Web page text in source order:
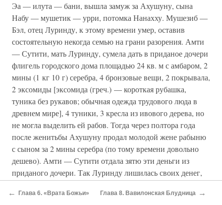
Эа — илута — бани, вышла замуж за Ахушуну, сына
Набу — мушетик — урри, потомка Нанахху. Мушезиб —
Бэл, отец Луринду, к этому времени умер, оставив
состоятельную некогда семью на грани разорения. Амти
— Сутити, мать Луринду, сумела дать в приданое дочери
флигель городского дома площадью 24 кв. м с амбаром, 2
мины (1 кг 10 г) серебра, 4 бронзовые вещи, 2 покрывала,
2 эксомиды [эксомида (греч.) — короткая рубашка,
туника без рукавов; обычная одежда трудового люда в
древнем мире], 4 туники, 3 кресла из ивового дерева, но
не могла выделить ей рабов. Тогда через полтора года
после женитьбы Ахушуну продал молодой жене рабыню
с сыном за 2 мины серебра (по тому времени довольно
дешево). Амти — Сутити отдала зятю эти деньги из
приданого дочери. Так Луринду лишилась своих денег,
← Глава 6. «Врата Божьи» Глава 8. Вавилонская Блудница →